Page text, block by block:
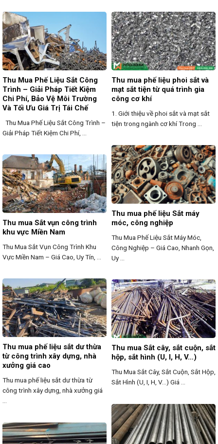
Thu Mua Phế Liệu Sắt Công
Trình – Giải Pháp Tiết Kiệm
Chi Phí, Bảo Vệ Môi Trường
Và Tối Ưu Giá Trị Tái Chế
Thu Mua Phế Liệu Sắt Công Trình –
Giải Pháp Tiết Kiệm Chi Phí, ...
Thu mua phế liệu phoi sắt và
mạt sắt tiện từ quá trình gia
công cơ khí
1. Giới thiệu về phoi sắt và mạt sắt
tiện trong ngành cơ khí Trong ...
Thu mua phế liệu Sắt máy
móc, công nghiệp
Thu Mua Phế Liệu Sắt Máy Móc,
Công Nghiệp – Giá Cao, Nhanh Gọn,
Uy ...
Thu mua Sắt vụn công trình
khu vực Miền Nam
Thu Mua Sắt Vụn Công Trình Khu
Vực Miền Nam – Giá Cao, Uy Tín, ...
Thu mua phế liệu sắt dư thừa
từ công trình xây dựng, nhà
xưởng giá cao
Thu mua phế liệu sắt dư thừa từ
công trình xây dựng, nhà xưởng giá
Thu mua Sắt cây, sắt cuộn, sắt
hộp, sắt hình (U, I, H, V…)
Thu Mua Sắt Cây, Sắt Cuộn, Sắt Hộp,
Sắt Hình (U, I, H, V…) Giá ...